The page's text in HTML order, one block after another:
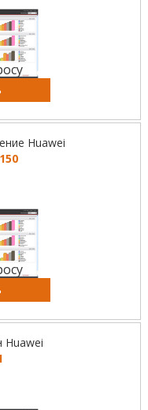
Huawei
Huawei